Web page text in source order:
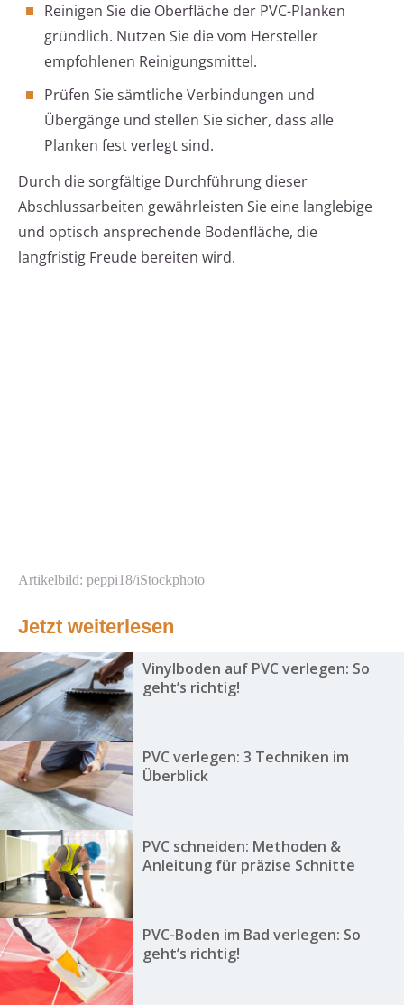
Reinigen Sie die Oberfläche der PVC-Planken
gründlich. Nutzen Sie die vom Hersteller
empfohlenen Reinigungsmittel.
Prüfen Sie sämtliche Verbindungen und
Übergänge und stellen Sie sicher, dass alle
Planken fest verlegt sind.
Durch die sorgfältige Durchführung dieser
Abschlussarbeiten gewährleisten Sie eine langlebige
und optisch ansprechende Bodenfläche, die
langfristig Freude bereiten wird.
Artikelbild: peppi18/iStockphoto
Jetzt weiterlesen
Vinylboden auf PVC verlegen: So
geht’s richtig!
PVC verlegen: 3 Techniken im
Überblick
PVC schneiden: Methoden &
Anleitung für präzise Schnitte
PVC-Boden im Bad verlegen: So
geht’s richtig!